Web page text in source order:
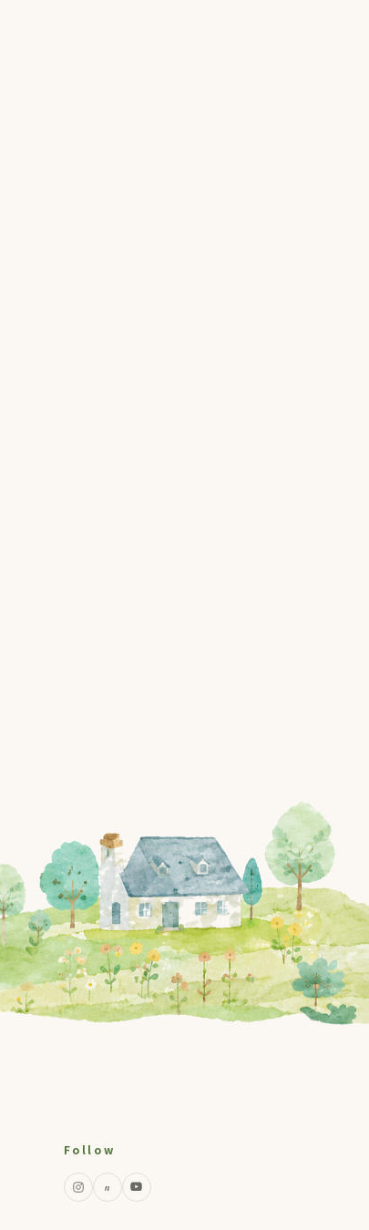
Follow
n